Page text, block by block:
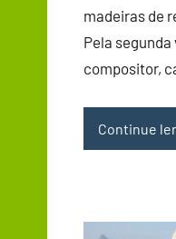
madeiras de
Pela segunda
compositor,
Continue